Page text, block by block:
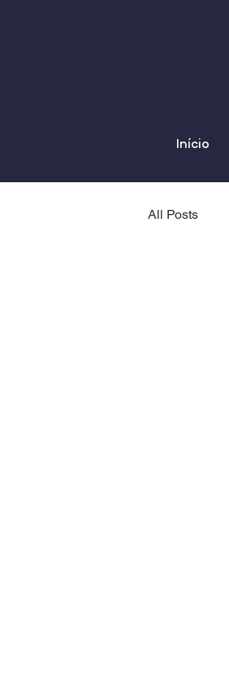
Início
All Posts